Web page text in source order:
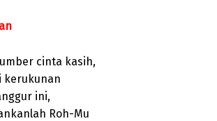
cinta kasih,
kerukunan
ini,
Roh-Mu